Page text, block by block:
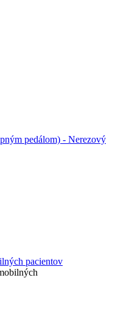
pacientov